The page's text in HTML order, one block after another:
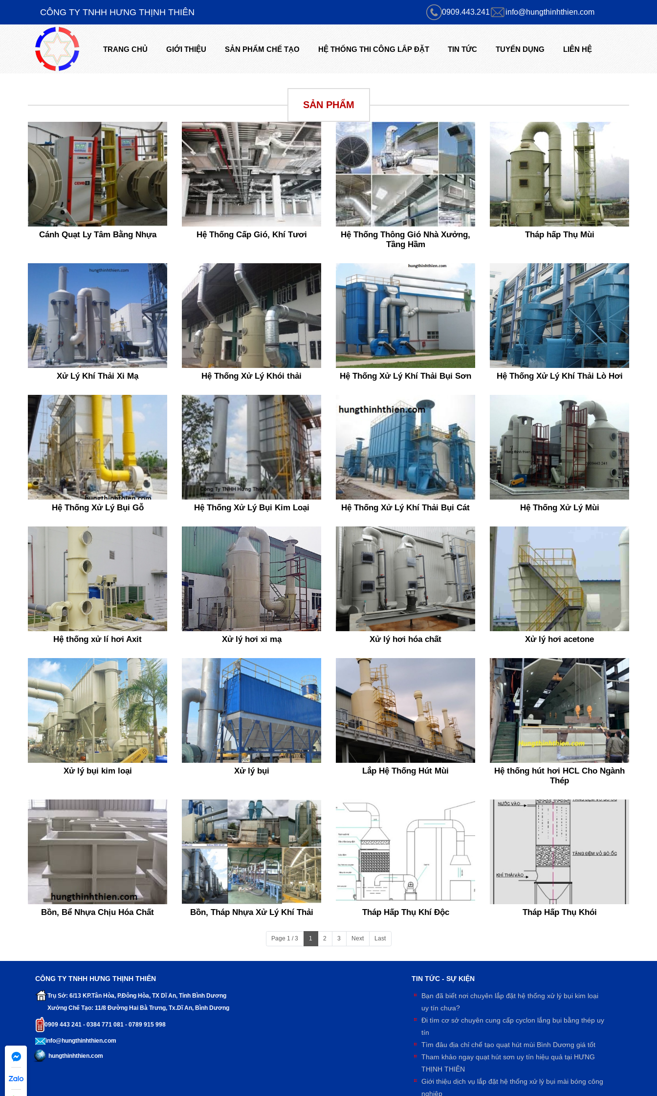
CÔNG TY TNHH HƯNG THỊNH THIÊN 0909.443.241 info@hungthinhthien.com
TRANG CHỦ GIỚI THIỆU SẢN PHẨM CHẾ TẠO HỆ THỐNG THI CÔNG LẮP ĐẶT TIN TỨC TUYỂN DỤNG LIÊN HỆ
SẢN PHẨM CHẾ TẠO
HỆ THỐNG THI CÔNG LẮP ĐẶT
TIN TỨC
TUYỂN DỤNG
SẢN PHẨM
Cánh Quạt Ly Tâm Bằng Nhựa Hệ Thống Cấp Gió, Khí Tươi
Hệ Thống Thông Gió Nhà Xưởng,
Tầng Hầm
Tháp hấp Thụ Mùi
Xử Lý Khí Thải Xi Mạ Hệ Thống Xử Lý Khói thải Hệ Thống Xử Lý Khí Thải Bụi Sơn Hệ Thống Xử Lý Khí Thải Lò Hơi
Hệ Thống Xử Lý Bụi Gỗ Hệ Thống Xử Lý Bụi Kim Loại Hệ Thống Xử Lý Khí Thải Bụi Cát Hệ Thống Xử Lý Mùi
Hệ thống xử lí hơi Axit Xử lý hơi xi mạ Xử lý hơi hóa chất Xử lý hơi acetone
Xử lý bụi kim loại Xử lý bụi Lắp Hệ Thống Hút Mùi
Hệ thống hút hơi HCL Cho Ngành
Thép
Bồn, Bể Nhựa Chịu Hóa Chất Bồn, Tháp Nhựa Xử Lý Khí Thải Tháp Hấp Thụ Khí Độc Tháp Hấp Thụ Khói
Page 1 / 3 1 2 3 Next Last
CÔNG TY TNHH HƯNG THỊNH THIÊN
Trụ Sở: 6/13 KP.Tân Hòa, P.Đông Hòa, TX Dĩ An, Tỉnh Bình Dương
Xưởng Chế Tạo: 11/8 Đường Hai Bà Trưng, Tx.Dĩ An, Bình Dương
0909 443 241 - 0384 771 081 - 0789 915 998
info@hungthinhthien.com
hungthinhthien.com
TIN TỨC - SỰ KIỆN
Bạn đã biết nơi chuyên lắp đặt hệ thống xử lý bụi kim loại
uy tín chưa?
Đi tìm cơ sở chuyên cung cấp cyclon lắng bụi bằng thép uy
tín
Tìm đâu địa chỉ chế tạo quạt hút mùi Bình Dương giá tốt
Tham khảo ngay quạt hút sơn uy tín hiệu quả tại HƯNG
THỊNH THIÊN
Giới thiệu dịch vụ lắp đặt hệ thống xử lý bụi mài bóng công
nghiệp